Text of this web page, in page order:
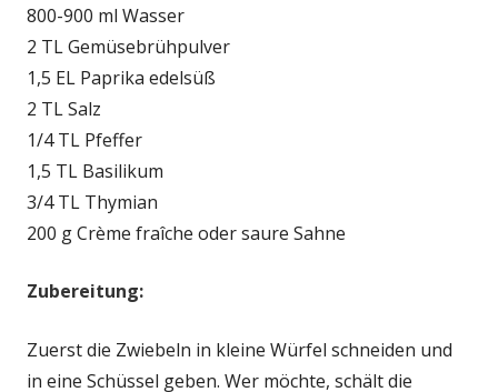
800-900 ml Wasser
2 TL Gemüsebrühpulver
1,5 EL Paprika edelsüß
2 TL Salz
1/4 TL Pfeffer
1,5 TL Basilikum
3/4 TL Thymian
200 g Crème fraîche oder saure Sahne
Zubereitung:
Zuerst die Zwiebeln in kleine Würfel schneiden und
in eine Schüssel geben. Wer möchte, schält die